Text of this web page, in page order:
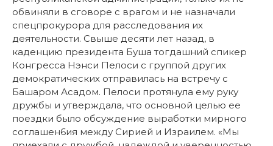
обвиняли в сговоре с врагом и не назначали
спецпрокурора для расследования их
деятельности. Свыше десяти лет назад, в
каденцию президента Буша тогдашний спикер
Конгресса Нэнси Пелоси с группой других
демократических отправилась на встречу с
Башаром Асадом. Пелоси протянула ему руку
дружбы и утверждала, что основной целью ее
поездки было обсуждение выработки мирного
соглашен6ия между Сирией и Израилем. «Мы